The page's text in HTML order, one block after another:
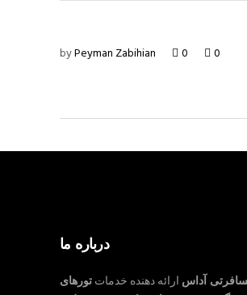
byPeyman Zabihian 0 0
درباره ما
آداس ارائه دهنده خدماتتورهای